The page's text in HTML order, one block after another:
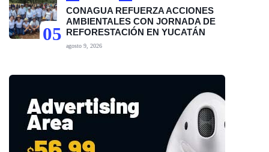
05
CONAGUA REFUERZA ACCIONES
AMBIENTALES CON JORNADA DE
REFORESTACIÓN EN YUCATÁN
agosto 9, 2026